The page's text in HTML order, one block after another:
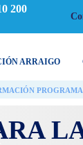
200
ARRAIGO